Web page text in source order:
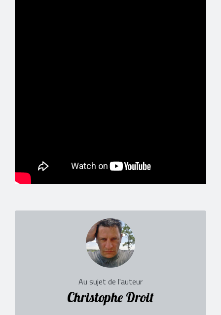
Au sujet de l'auteur
Christophe Droit